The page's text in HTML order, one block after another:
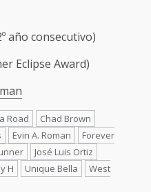
año consecutivo)
Eclipse Award)
Road
Chad Brown
Evin A. Roman
Forever
José Luis Ortiz
H Unique Bella
West